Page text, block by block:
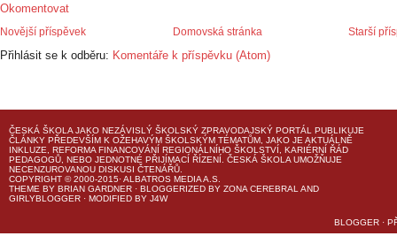
Okomentovat
Novější příspěvek Starší
Domovská stránka
Přihlásit se k odběru: Komentáře k příspěvku (Atom)
ČESKÁ ŠKOLA JAKO NEZÁVISLÝ ŠKOLSKÝ ZPRAVODAJSKÝ PORTÁL PUBLIKUJE
ČLÁNKY PŘEDEVŠÍM K OŽEHAVÝM ŠKOLSKÝM TÉMATŮM, JAKO JE AKTUÁLNĚ
INKLUZE, REFORMA FINANCOVÁNÍ REGIONÁLNÍHO ŠKOLSTVÍ, KARIÉRNÍ ŘÁD
PEDAGOGŮ, NEBO JEDNOTNÉ PŘIJÍMACÍ ŘÍZENÍ. ČESKÁ ŠKOLA UMOŽŇUJE
NECENZUROVANOU DISKUSI ČTENÁŘŮ.
COPYRIGHT © 2000-2015· ALBATROS MEDIA A.S.
THEME BY BRIAN GARDNER · BLOGGERIZED BY ZONA CEREBRAL AND
GIRLYBLOGGER · MODIFIED BY J4W
BLOGGER ·